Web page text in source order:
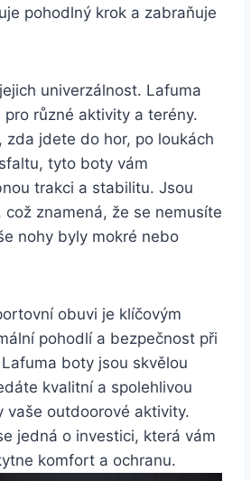
pohodlný​ krok a zabraňuje
univerzálnost. Lafuma
různé aktivity a terény.
zda ⁣jdete⁢ do hor, po loukách
tyto boty vám
trakci a stabilitu. Jsou
znamená, že se nemusíte
⁢nohy byly mokré nebo
obuvi je klíčovým
pohodlí a bezpečnost při
boty jsou skvělou
kvalitní a ⁣spolehlivou‌
vaše outdoorové aktivity.
jedná ​o investici, která⁤ vám
komfort a ochranu.